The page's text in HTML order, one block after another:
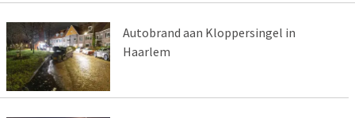
Autobrand aan Kloppersingel in
Haarlem